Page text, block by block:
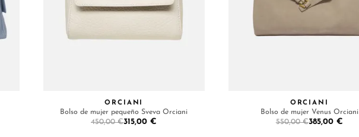
ORCIANI
Bolso de mujer pequeño Sveva Orciani
450,00 €315,00 €
ORCIANI
Bolso de mujer Venus Orciani
550,00 €385,00 €